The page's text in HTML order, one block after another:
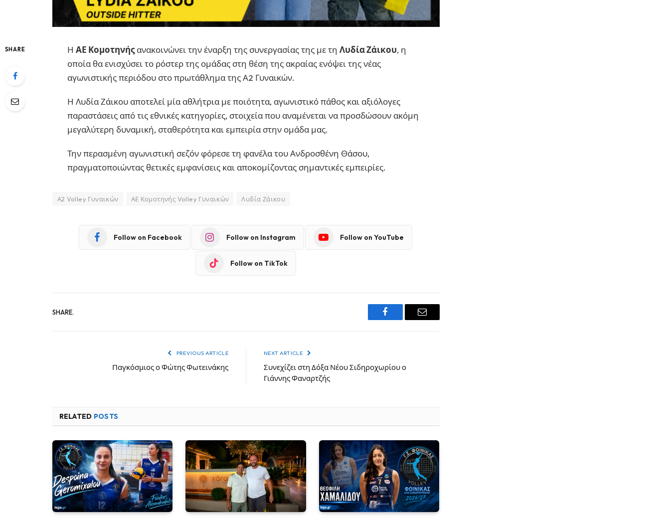
SHARE ΗΑΕ Κομοτηνήςανακοινώνει την έναρξη της συνεργασίας της με τηΛυδία Ζάικου, η
οποία θα ενισχύσει το ρόστερ της ομάδας στη θέση της ακραίας ενόψει της νέας
αγωνιστικής περιόδου στο πρωτάθλημα της Α2 Γυναικών.
Η Λυδία Ζάικου αποτελεί μία αθλήτρια με ποιότητα, αγωνιστικό πάθος και αξιόλογες
παραστάσεις από τις εθνικές κατηγορίες, στοιχεία που αναμένεται να προσδώσουν ακόμη
μεγαλύτερη δυναμική, σταθερότητα και εμπειρία στην ομάδα μας.
Την περασμένη αγωνιστική σεζόν φόρεσε τη φανέλα του Ανδροσθένη Θάσου,
πραγματοποιώντας θετικές εμφανίσεις και αποκομίζοντας σημαντικές εμπειρίες.
Α2 Volley Γυναικών ΑΕ Κομοτηνής Volley Γυναικών Λυδία Ζάικου
Follow on Facebook Follow on Instagram Follow on YouTube
Follow on TikTok
SHARE.
Facebook Email
PREVIOUS ARTICLE
Παγκόσμιος ο Φώτης Φωτεινάκης
NEXT ARTICLE
Συνεχίζει στη Δόξα Νέου Σιδηροχωρίου ο
Γιάννης Φαναρτζής
RELATED POSTS